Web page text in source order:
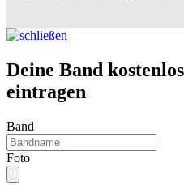
Deine Band
eintragen
Band
Foto